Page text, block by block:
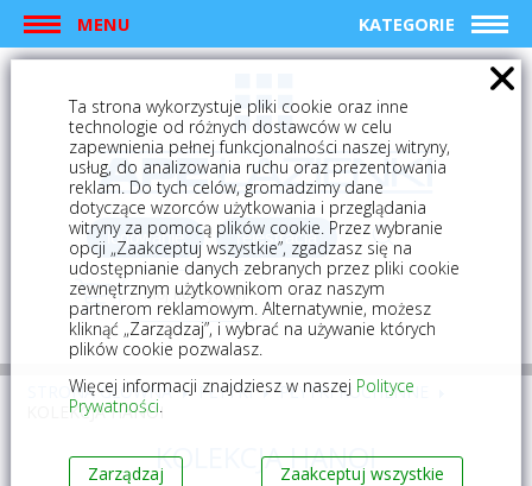
MENU KATEGORIE
logowanie rejestracja
Mój koszyk (0)
STRONA GŁÓWNA PŁYTKI
PŁYTKI KUCHENNE
KOLEKCJA HANOI
KOLEKCJA HANOI
Ta strona wykorzystuje pliki cookie oraz inne
technologie od różnych dostawców w celu
zapewnienia pełnej funkcjonalności naszej witryny,
usług, do analizowania ruchu oraz prezentowania
reklam. Do tych celów, gromadzimy dane
dotyczące wzorców użytkowania i przeglądania
witryny za pomocą plików cookie. Przez wybranie
opcji „Zaakceptuj wszystkie”, zgadzasz się na
udostępnianie danych zebranych przez pliki cookie
zewnętrznym użytkownikom oraz naszym
partnerom reklamowym. Alternatywnie, możesz
kliknąć „Zarządzaj”, i wybrać na używanie których
plików cookie pozwalasz.
Więcej informacji znajdziesz w naszej Polityce
Prywatności.
Zarządzaj Zaakceptuj wszystkie